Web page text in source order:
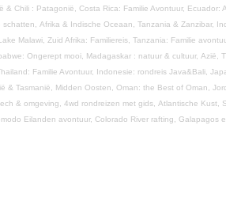
& Chili : Patagonië, Costa Rica: Familie Avontuur, Ecuador:
schatten, Afrika & Indische Oceaan, Tanzania & Zanzibar,
Malawi, Zuid Afrika: Familiereis, Tanzania: Familie
Ongerept mooi, Madagaskar : natuur & cultuur, Azië,
Familie Avontuur, Indonesie: rondreis Java&Bali,
& Tasmanië, Midden Oosten, Oman: the Best of Oman,
& omgeving, 4wd rondreizen met gids, Atlantische Kust,
Eilanden avontuur, Colorado River rafting, Galapagos